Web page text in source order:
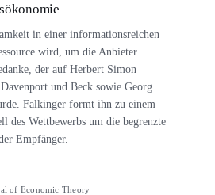
in einer informationsreichen
wird, um die Anbieter
der auf Herbert Simon
und Beck sowie Georg
Falkinger formt ihn zu einem
des Wettbewerbs um die begrenzte
Empfänger.
of Economic Theory